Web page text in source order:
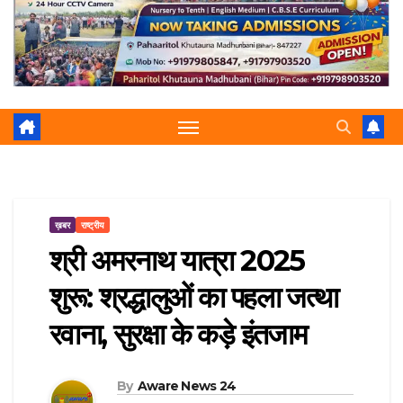
ख़बर राष्ट्रीय
श्री अमरनाथ यात्रा 2025
शुरू: श्रद्धालुओं का पहला जत्था
रवाना, सुरक्षा के कड़े इंतजाम
By Aware News 24
pa
m
e